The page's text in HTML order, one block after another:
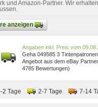
und Amazon-Partner. Wir
anzeigen
Preis vom
Geha 049585 3
Canon 049585[561]
Angebot aus dem eBay
4785 Bewertungen)
2 Tage 2-7 Tage 7-14